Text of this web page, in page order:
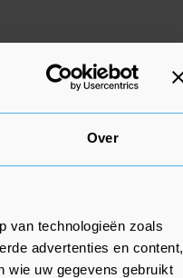
Over
van technologieën zoals
advertenties en content,
wie uw gegevens gebruikt